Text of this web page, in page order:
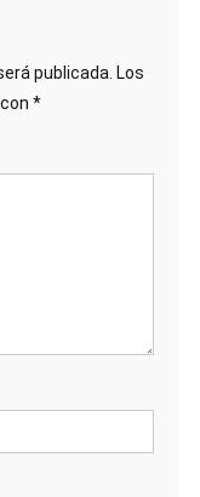
publicada. Los
*